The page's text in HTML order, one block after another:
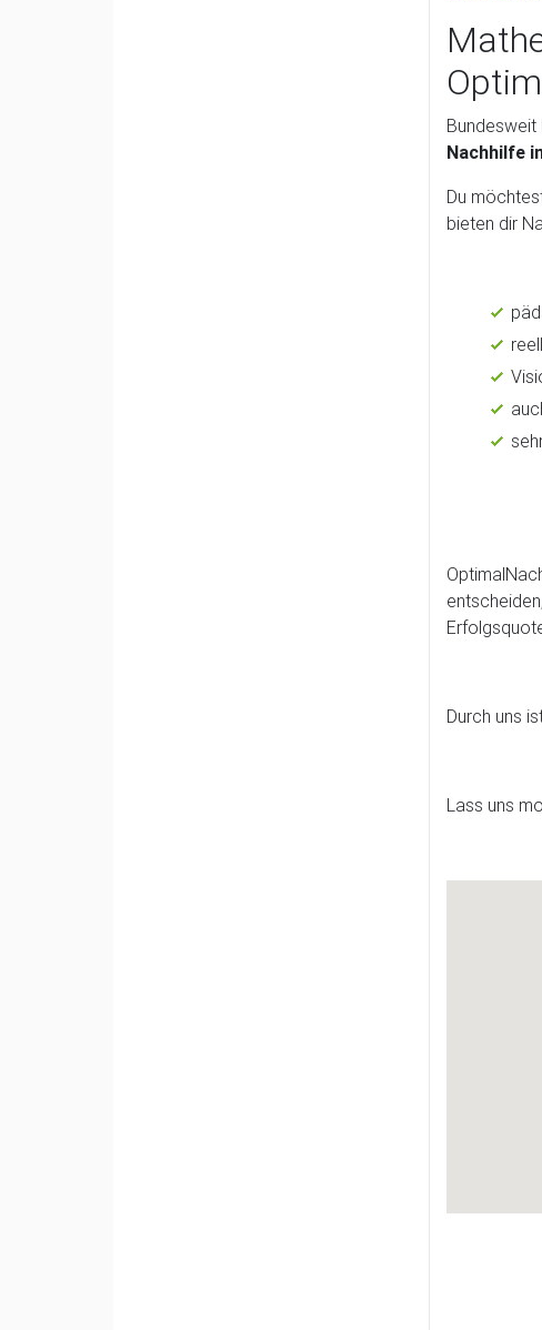
Bundesweit
Nachhilfe
Du
bieten dir
Durch uns
Lass uns